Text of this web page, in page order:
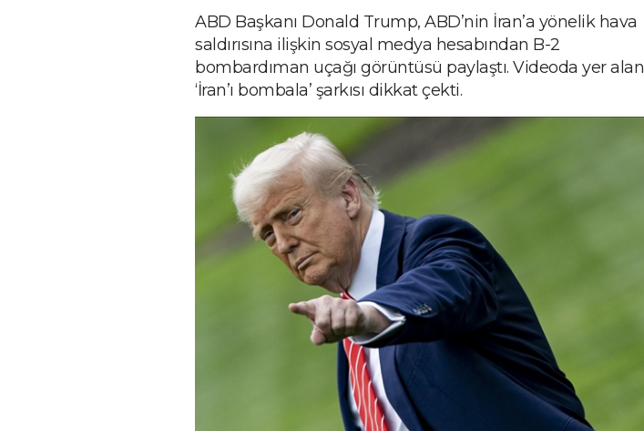
ABD Başkanı Donald Trump, ABD’nin İran’a yönelik hava
saldırısına ilişkin sosyal medya hesabından B-2
bombardıman uçağı görüntüsü paylaştı. Videoda yer alan
‘İran’ı bombala’ şarkısı dikkat çekti.